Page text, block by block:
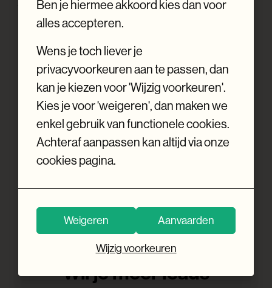
de aandacht brengen en gebruikers
Wil je meer leads
Ben je hiermee akkoord kies dan voor
alles accepteren.
Wens je toch liever je
privacyvoorkeuren aan te passen, dan
kan je kiezen voor 'Wijzig voorkeuren'.
Kies je voor 'weigeren', dan maken we
enkel gebruik van functionele cookies.
Achteraf aanpassen kan altijd via onze
cookies pagina.
Weigeren Aanvaarden
Wijzig voorkeuren